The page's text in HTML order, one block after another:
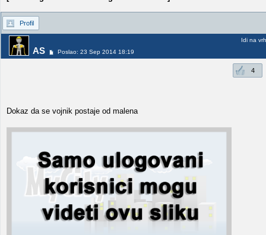
Profil
AS Poslao: 23 Sep 2014 18:19
Idi na vrh
4
Dokaz da se vojnik postaje od malena